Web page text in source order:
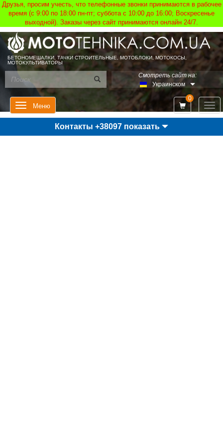
Друзья, просим учесть, что телефонные звонки принимаются в рабочее
время (с 9:00 по 18:00 пн-пт; суббота с 10:00 до 16:00; Воскресенье
выходной). Заказы через сайт принимаются онлайн 24/7.
БЕТОНОМЕШАЛКИ, ТАЧКИ СТРОИТЕЛЬНЫЕ, МОТОБЛОКИ, МОТОКОСЫ,
МОТОКУЛЬТИВАТОРЫ
Смотреть сайт на:
Украинском
Меню
0
Контакты +38097 показать